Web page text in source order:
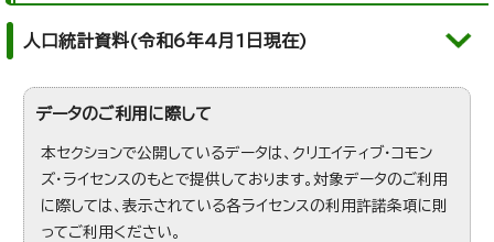
人口統計資料(令和6年4月1日現在)
データのご利用に際して
本セクションで公開しているデータは、クリエイティブ・コモン
ズ・ライセンスのもとで提供しております。対象データのご利用
に際しては、表示されている各ライセンスの利用許諾条項に則
ってご利用ください。